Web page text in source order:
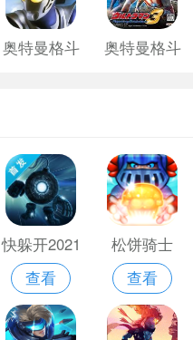
奥特曼格斗
奥特曼格斗
快躲开2021
查看
松饼骑士
查看